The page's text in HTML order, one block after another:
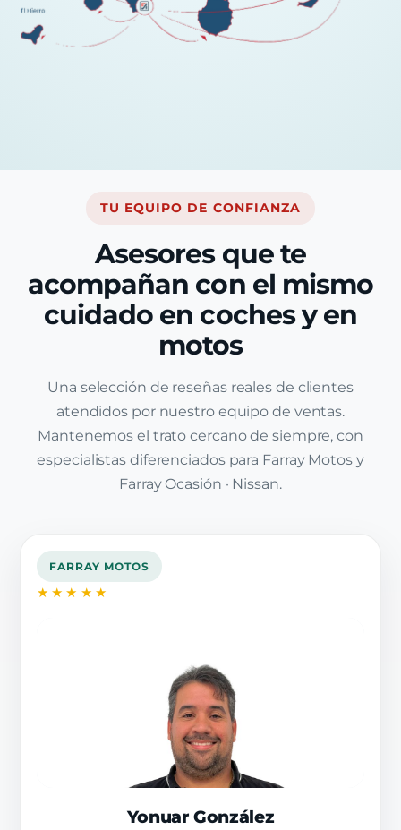
TU EQUIPO DE CONFIANZA
Asesores que te
acompañan con el mismo
cuidado en coches y en
motos
Una selección de reseñas reales de clientes
atendidos por nuestro equipo de ventas.
Mantenemos el trato cercano de siempre, con
especialistas diferenciados para Farray Motos y
Farray Ocasión · Nissan.
FARRAY MOTOS
★★★★★
Yonuar González